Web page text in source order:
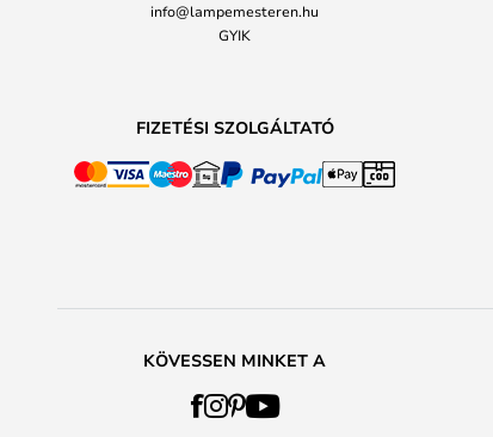
info@lampemesteren.hu
GYIK
FIZETÉSI SZOLGÁLTATÓ
KÖVESSEN MINKET A